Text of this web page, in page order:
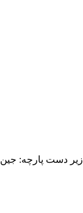
√ زیر دست پارچه: